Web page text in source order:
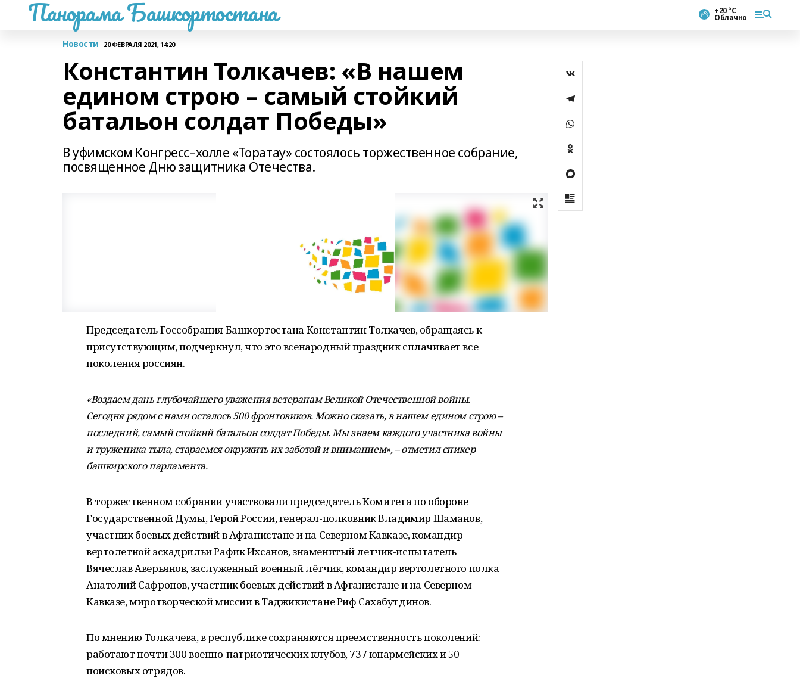
Панорама Башкортостана +20 °С
Облачно
Новости 20 ФЕВРАЛЯ 2021, 14:20
Константин Толкачев: «В нашем
едином строю – самый стойкий
батальон солдат Победы»
В уфимском Конгресс–холле «Торатау» состоялось торжественное собрание,
посвященное Дню защитника Отечества.
Председатель Госсобрания Башкортостана Константин Толкачев, обращаясь к
присутствующим, подчеркнул, что это всенародный праздник сплачивает все
поколения россиян.
«Воздаем дань глубочайшего уважения ветеранам Великой Отечественной войны.
Сегодня рядом с нами осталось 500 фронтовиков. Можно сказать, в нашем едином строю –
последний, самый стойкий батальон солдат Победы. Мы знаем каждого участника войны
и труженика тыла, стараемся окружить их заботой и вниманием», – отметил спикер
башкирского парламента.
В торжественном собрании участвовали председатель Комитета по обороне
Государственной Думы, Герой России, генерал-полковник Владимир Шаманов,
участник боевых действий в Афганистане и на Северном Кавказе, командир
вертолетной эскадрильи Рафик Ихсанов, знаменитый летчик-испытатель
Вячеслав Аверьянов, заслуженный военный лётчик, командир вертолетного полка
Анатолий Сафронов, участник боевых действий в Афганистане и на Северном
Кавказе, миротворческой миссии в Таджикистане Риф Сахабутдинов.
По мнению Толкачева, в республике сохраняются преемственность поколений:
работают почти 300 военно-патриотических клубов, 737 юнармейских и 50
поисковых отрядов.